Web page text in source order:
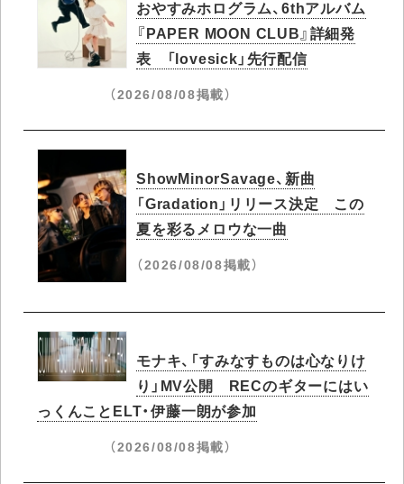
おやすみホログラム、6thアルバム
『PAPER MOON CLUB』詳細発
表 「lovesick」先行配信
（2026/08/08掲載）
ShowMinorSavage、新曲
「Gradation」リリース決定 この
夏を彩るメロウな一曲
（2026/08/08掲載）
モナキ、「すみなすものは心なりけ
り」MV公開 RECのギターにはい
っくんことELT・伊藤一朗が参加
（2026/08/08掲載）